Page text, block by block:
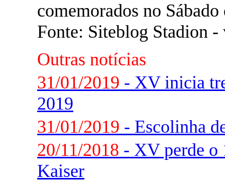
comemorados no
Fonte: Siteblog Stadion
Outras notícias
31/01/2019 - XV inicia
2019
31/01/2019 - Escolinha
20/11/2018 - XV perde o
Kaiser